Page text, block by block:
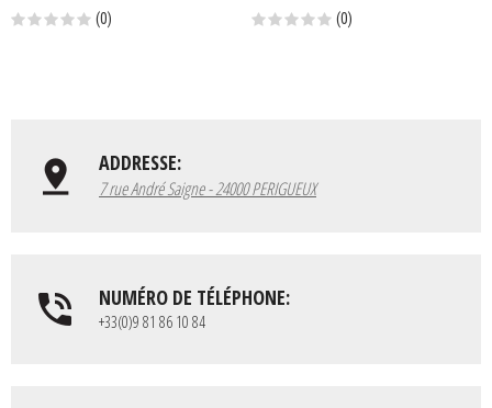
(0) (0)
ADDRESSE:
7 rue André Saigne - 24000 PERIGUEUX
NUMÉRO DE TÉLÉPHONE:
+33(0)9 81 86 10 84